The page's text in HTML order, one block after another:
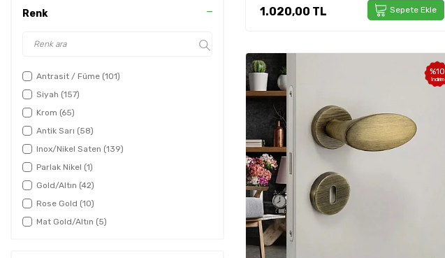
Renk
Antrasit / Füme (101)
Siyah (157)
Krom (65)
Antik Sarı (58)
Inox/Nikel Saten (139)
Parlak Nikel (1)
Gold/Altın (42)
Rose Gold (10)
Mat Gold/Altın (5)
1.020,00 TL Sepete Ekle
%10
İndirim